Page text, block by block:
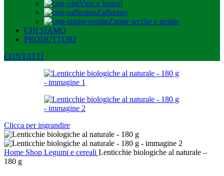
Vino e liquori
Zafferano
Zuppe secche e pronte
CHI SIAMO
PRODUTTORI
CONTATTI
Clicca per ingrandire
Home Shop Legumi e cereali Lenticchie biologiche al naturale –
180 g